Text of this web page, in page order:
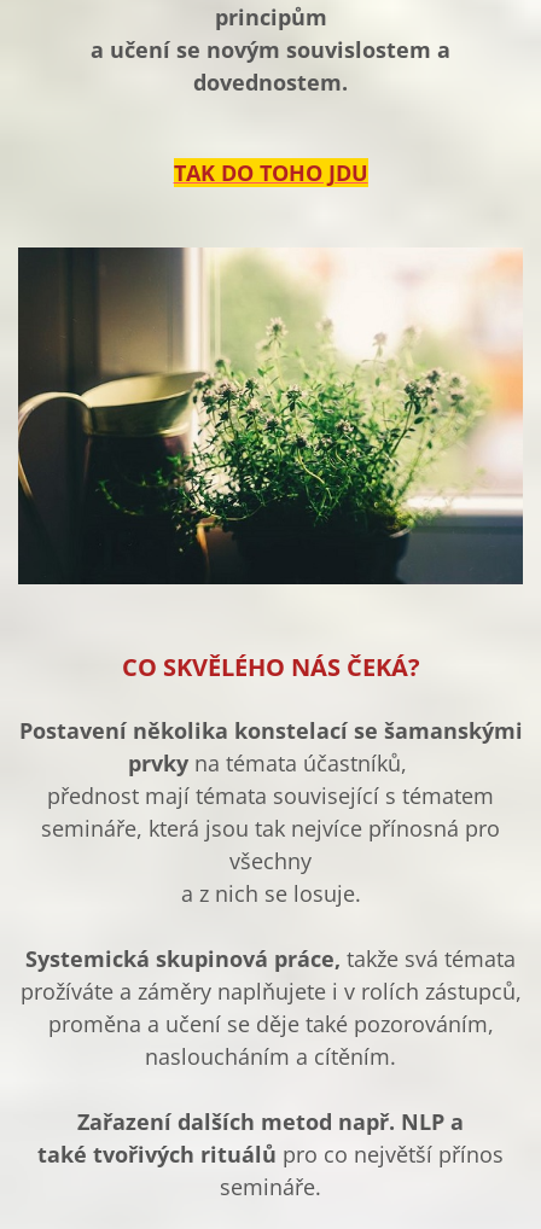
principům
a učení se novým souvislostem a
dovednostem.
TAK DO TOHO JDU
CO SKVĚLÉHO NÁS ČEKÁ?
Postavení několika konstelací se šamanskými
prvky na témata účastníků,
přednost mají témata související s tématem
semináře, která jsou tak nejvíce přínosná pro
všechny
a z nich se losuje.
Systemická skupinová práce, takže svá témata
prožíváte a záměry naplňujete i v rolích zástupců,
proměna a učení se děje také pozorováním,
nasloucháním a cítěním.
Zařazení dalších metod např. NLP a
také tvořivých rituálů pro co největší přínos
semináře.